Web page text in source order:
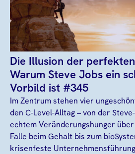
Die Illusion der
Warum Steve Jobs ein
Vorbild ist #345
Im Zentrum stehen vier
den C-Level-Alltag – von der
echtem Veränderungshunger
Falle beim Gehalt bis zum
krisenfeste